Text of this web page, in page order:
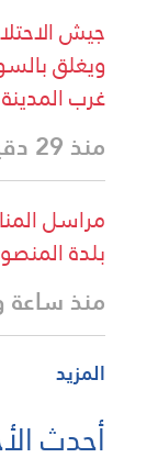
جيش
ويغلق
غرب المدينة
منذ 29 دقيقة
مراسل
بلدة
منذ ساعة
المزيد
أحدث